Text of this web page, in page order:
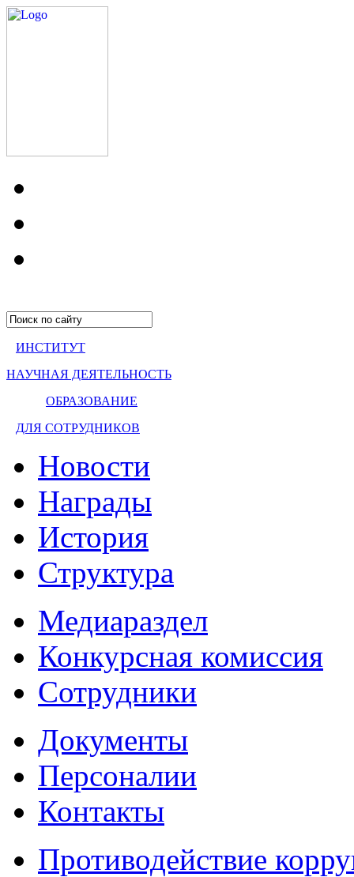
ИНСТИТУТ
НАУЧНАЯ ДЕЯТЕЛЬНОСТЬ
ОБРАЗОВАНИЕ
ДЛЯ СОТРУДНИКОВ
Новости
Награды
История
Структура
Медиараздел
Конкурсная комиссия
Сотрудники
Документы
Персоналии
Контакты
Противодействие